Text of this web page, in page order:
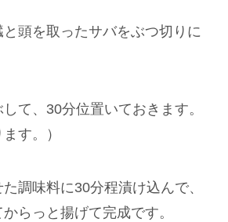
頭を取ったサバをぶつ切りに
て、30分位置いておきます。
す。）
調味料に30分程漬け込んで、
らっと揚げて完成です。